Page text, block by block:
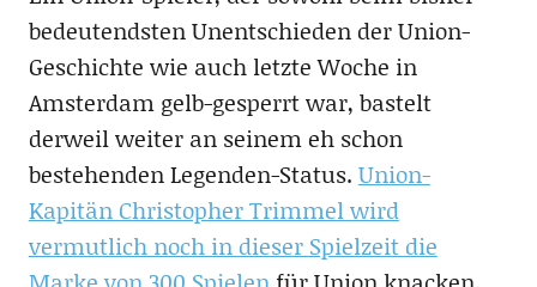
bedeutendsten Unentschieden der Union-
Geschichte wie auch letzte Woche in
Amsterdam gelb-gesperrt war, bastelt
derweil weiter an seinem eh schon
bestehenden Legenden-Status. Union-
Kapitän Christopher Trimmel wird
vermutlich noch in dieser Spielzeit die